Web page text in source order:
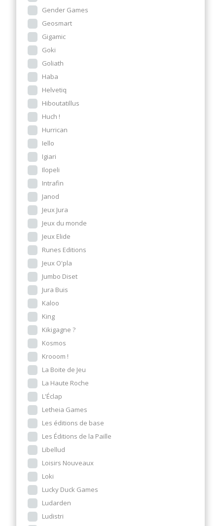
Gender Games
Geosmart
Gigamic
Goki
Goliath
Haba
Helvetiq
Hiboutatillus
Huch !
Hurrican
Iello
Igiari
Ilopeli
Intrafin
Janod
Jeux Jura
Jeux du monde
Jeux Elide
Runes Editions
Jeux O'pla
Jumbo Diset
Jura Buis
Kaloo
King
Kikigagne ?
Kosmos
Krooom !
La Boite de Jeu
La Haute Roche
L'Éclap
Letheia Games
Les éditions de base
Les Éditions de la Paille
Libellud
Loisirs Nouveaux
Loki
Lucky Duck Games
Ludarden
Ludistri